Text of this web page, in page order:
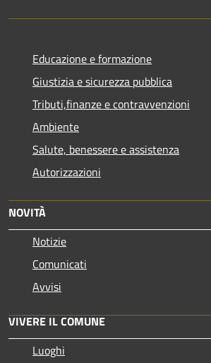
Educazione e formazione
Giustizia e sicurezza pubblica
Tributi,finanze e contravvenzioni
Ambiente
Salute, benessere e assistenza
Autorizzazioni
NOVITÀ
Notizie
Comunicati
Avvisi
VIVERE IL COMUNE
Luoghi